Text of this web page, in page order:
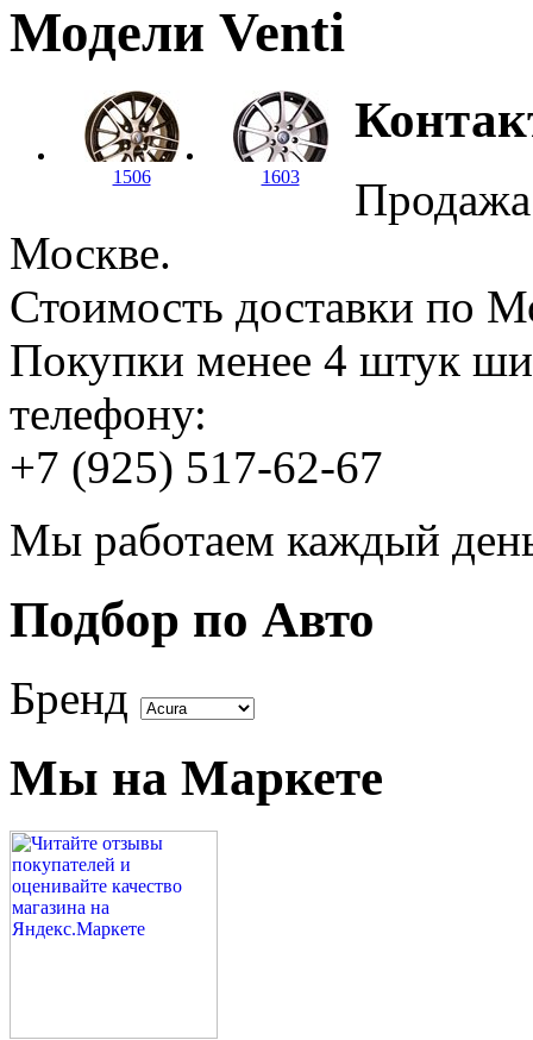
Модели Venti
1506 1603
Москве.
Стоимость доставки
Покупки менее 4 штук
телефону:
+7 (925) 517-62-67
Мы работаем каждый
Подбор по Авто
Бренд
Мы на Маркете